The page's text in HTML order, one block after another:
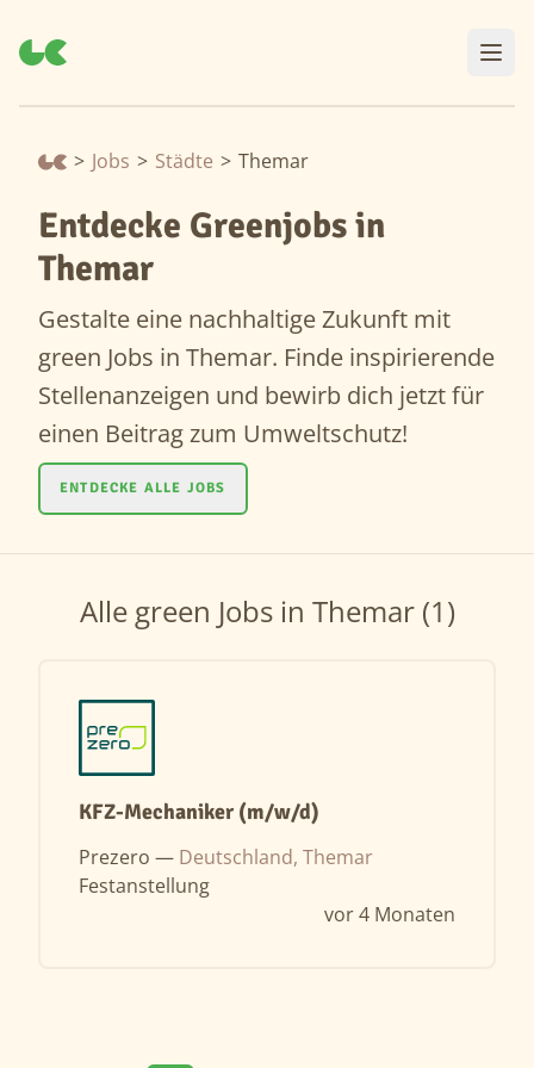
> Jobs > Städte > Themar
Entdecke Greenjobs in
Themar
Gestalte eine nachhaltige Zukunft mit
green Jobs in Themar. Finde inspirierende
Stellenanzeigen und bewirb dich jetzt für
einen Beitrag zum Umweltschutz!
ENTDECKE ALLE JOBS
Alle green Jobs in Themar (1)
KFZ-Mechaniker (m/w/d)
Prezero — Deutschland, Themar
Festanstellung
vor 4 Monaten